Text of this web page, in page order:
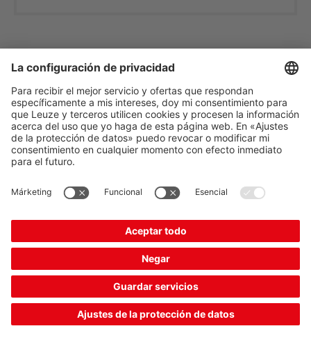
The Sensor People
Acceso rápido
Contact
Política de privacidad
Configuración de las cookies
Condiciones generales de contratación